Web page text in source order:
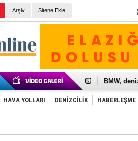
Arşiv Sitene Ekle
Galataport
BMW,
Kiralık
VW'de üst
HAVA YOLLARI DENİZCİLİK HABERLEŞME